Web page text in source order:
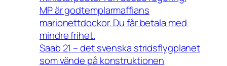
MP är godtemplarmaffians
marionettdockor. Du får betala med
mindre frihet.
Saab 21 – det svenska stridsflygplanet
som vände på konstruktionen